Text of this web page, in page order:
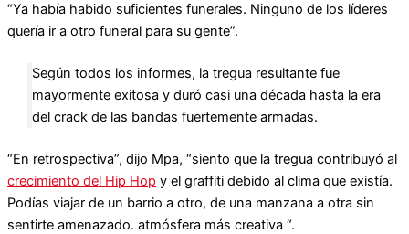
“Ya había habido suficientes funerales. Ninguno de los líderes
quería ir a otro funeral para su gente”.
Según todos los informes, la tregua resultante fue
mayormente exitosa y duró casi una década hasta la era
del crack de las bandas fuertemente armadas.
“En retrospectiva”, dijo Mpa, “siento que la tregua contribuyó al
crecimiento del Hip Hop y el graffiti debido al clima que existía.
Podías viajar de un barrio a otro, de una manzana a otra sin
sentirte amenazado. atmósfera más creativa “.